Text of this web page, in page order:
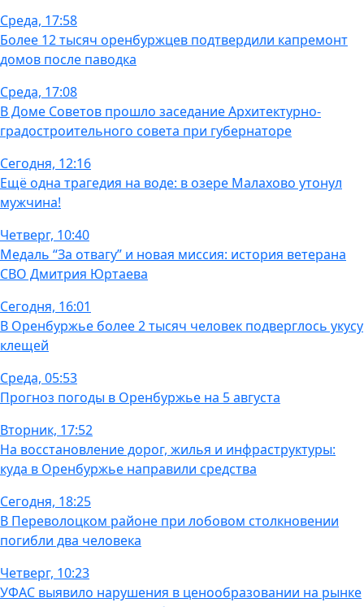
Среда, 17:58
Более 12 тысяч оренбуржцев подтвердили капремонт
домов после паводка
Среда, 17:08
В Доме Советов прошло заседание Архитектурно-
градостроительного совета при губернаторе
Сегодня, 12:16
Ещё одна трагедия на воде: в озере Малахово утонул
мужчина!
Четверг, 10:40
Медаль “За отвагу” и новая миссия: история ветерана
СВО Дмитрия Юртаева
Сегодня, 16:01
В Оренбуржье более 2 тысяч человек подверглось укусу
клещей
Среда, 05:53
Прогноз погоды в Оренбуржье на 5 августа
Вторник, 17:52
На восстановление дорог, жилья и инфраструктуры:
куда в Оренбуржье направили средства
Сегодня, 18:25
В Переволоцком районе при лобовом столкновении
погибли два человека
Четверг, 10:23
УФАС выявило нарушения в ценообразовании на рынке